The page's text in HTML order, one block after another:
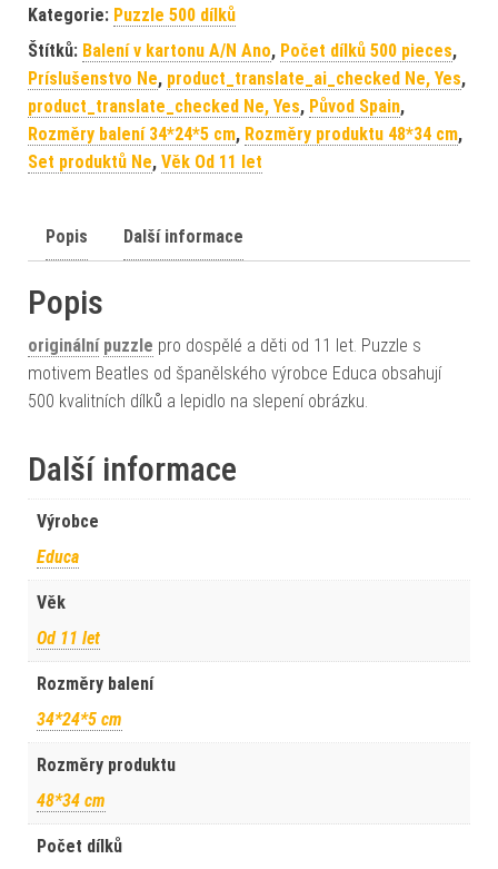
Kategorie: Puzzle 500 dílků
Štítků: Balení v kartonu A/N Ano, Počet dílků 500 pieces,
Príslušenstvo Ne, product_translate_ai_checked Ne, Yes,
product_translate_checked Ne, Yes, Původ Spain,
Rozměry balení 34*24*5 cm, Rozměry produktu 48*34 cm,
Set produktů Ne, Věk Od 11 let
Popis Další informace
Popis
originální puzzle pro dospělé a děti od 11 let. Puzzle s
motivem Beatles od španělského výrobce Educa obsahují
500 kvalitních dílků a lepidlo na slepení obrázku.
Další informace
Výrobce
Educa
Věk
Od 11 let
Rozměry balení
34*24*5 cm
Rozměry produktu
48*34 cm
Počet dílků